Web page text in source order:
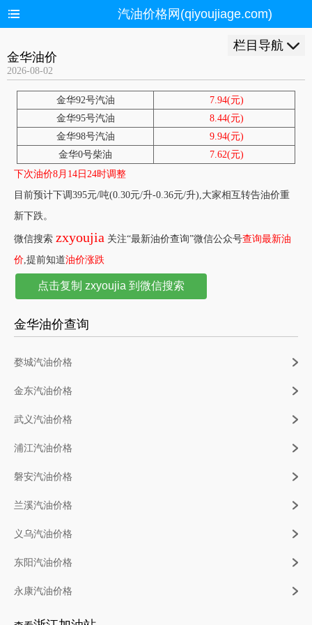
汽油价格网(qiyoujiage.com)
栏目导航
金华油价
2026-08-02
金华92号汽油
7.94(元)
金华95号汽油
8.44(元)
金华98号汽油
9.94(元)
金华0号柴油
7.62(元)
下次油价8月14日24时调整
目前预计下调395元/吨(0.30元/升-0.36元/升),大家相互转告油价重
新下跌。
微信搜索 zxyoujia 关注“最新油价查询”微信公众号查询最新油
价,提前知道油价涨跌
点击复制 zxyoujia 到微信搜索
金华油价查询
婺城汽油价格
金东汽油价格
武义汽油价格
浦江汽油价格
磐安汽油价格
兰溪汽油价格
义乌汽油价格
东阳汽油价格
永康汽油价格